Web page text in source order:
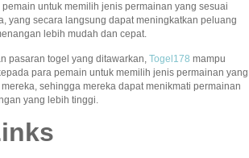
untuk memilih jenis permainan yang sesuai
yang secara langsung dapat meningkatkan peluang
lebih mudah dan cepat.
pasaran togel yang ditawarkan, Togel178 mampu
para pemain untuk memilih jenis permainan yang
sehingga mereka dapat menikmati permainan
yang lebih tinggi.